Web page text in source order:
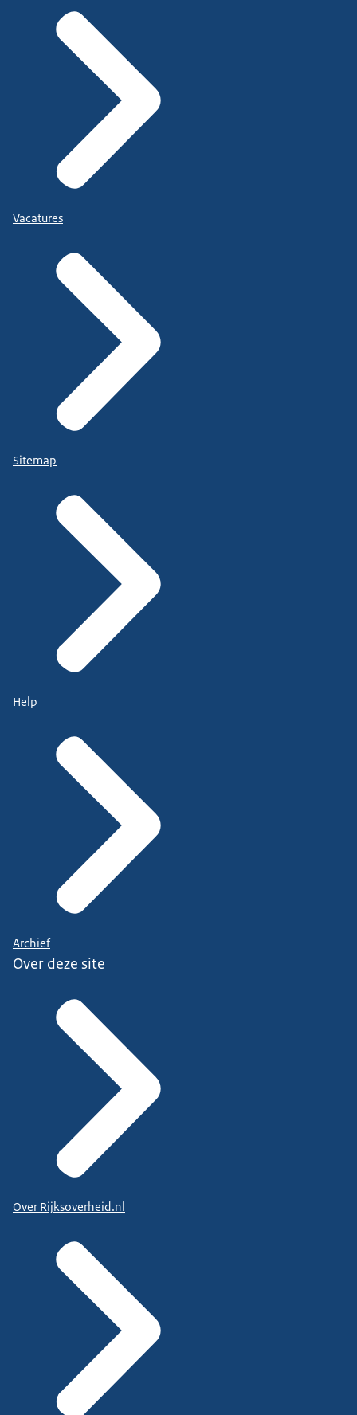
Vacatures
Sitemap
Help
Archief
Over deze site
Over Rijksoverheid.nl